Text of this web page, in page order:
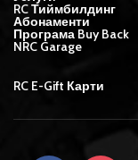
RC Тиймбилдинг
Абонаменти
Програма Buy Back
NRC Garage
RC E-Gift Карти